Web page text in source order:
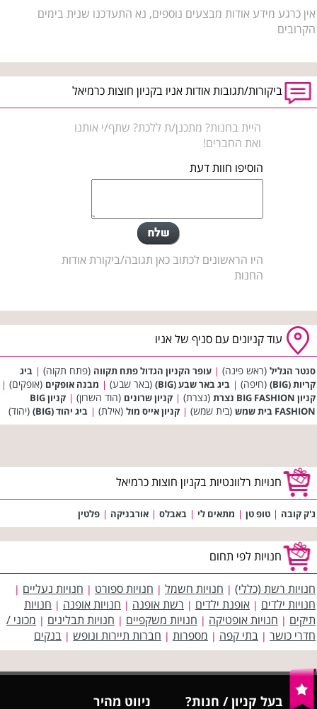
אין כרגע מידע אודות מבצעים נוספים, נא התעדכנו שנית בימים
הקרובים
ביקורות/תגובות אודות אניו בקניון חוצות כרמיאל
היית בחנות? מתכנן/ת ללכת? שתף/י אותנו
ואת החברים!
הוסיפו חוות דעת
היו הראשונים לכתוב כאן תגובה/ביקורת אודות
החנות
עוד קניונים עם סניף של אניו
סנטר הגליל (ראש פינה) | עופר הקניון הגדול פתח תקווה (פתח תקוה) | ביג
קריות (BIG)
(חיפה) | ביג באר שבע (BIG) (באר שבע) | מבנה אופקים (אופקים) |
קניון BIG FASHION נצרת
(נצרת) | קניון שרונים (הוד השרון) |
קניון BIG
FASHION בית שמש
(בית שמש) | קניון אייס מול (אילת) | ביג יהוד (BIG) (יהוד)
חנויות רלוונטיות בקניון חוצות כרמיאל
ג'ק קובה | טופ טן | מתאים לי | באבלס | אורבניקה | פלטין
חנויות לפי תחום
חנויות רשת (כללי) | חנויות חשמל | חנויות ספורט | חנויות נעליים |
חנויות ילדים | אופנת ילדים | רשת אופנה | חנויות אופנה | חנויות
תיקים | חנויות אופטיקה | חנויות משקפיים | חנויות תבלינים | מכוני /
חדרי כושר | בתי קפה | מספרות | חברות תיירות ונופש | בנקים
בעל קניון / חנות?
ניווט מהיר